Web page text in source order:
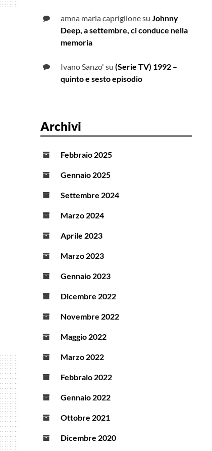
amna maria capriglionesu Johnny
Deep, a settembre, ci conduce nella
memoria
Ivano Sanzo' su (Serie TV) 1992 –
quinto e sesto episodio
Archivi
Febbraio 2025
Gennaio 2025
Settembre 2024
Marzo 2024
Aprile 2023
Marzo 2023
Gennaio 2023
Dicembre 2022
Novembre 2022
Maggio 2022
Marzo 2022
Febbraio 2022
Gennaio 2022
Ottobre 2021
Dicembre 2020